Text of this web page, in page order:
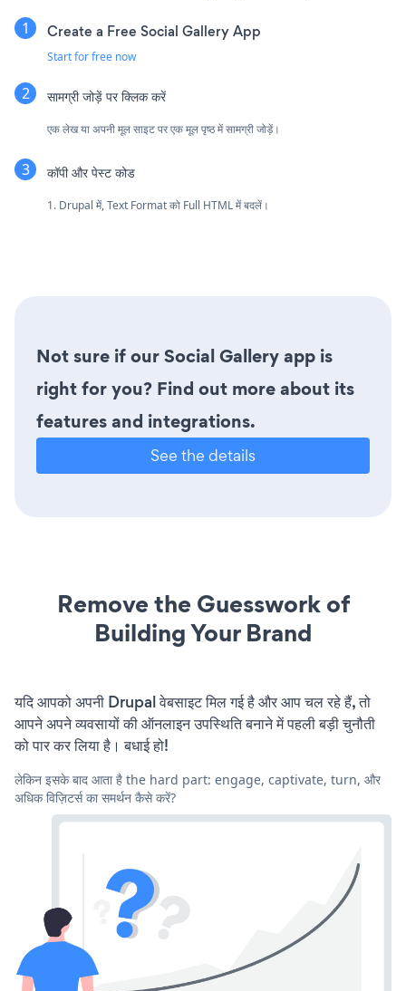
Create a Free Social Gallery App
Start for free now
सामग्री जोड़ें पर क्लिक करें
एक लेख या अपनी मूल साइट पर एक मूल पृष्ठ में सामग्री जोड़ें।
कॉपी और पेस्ट कोड
1. Drupal में, Text Format को Full HTML में बदलें।
Not sure if our Social Gallery app is
right for you? Find out more about its
features and integrations.
See the details
Remove the Guesswork of
Building Your Brand
यदि आपको अपनी Drupal वेबसाइट मिल गई है और आप चल रहे हैं, तो
आपने अपने व्यवसायों की ऑनलाइन उपस्थिति बनाने में पहली बड़ी चुनौती
को पार कर लिया है। बधाई हो!
लेकिन इसके बाद आता है the hard part: engage, captivate, turn, और
अधिक विज़िटर्स का समर्थन कैसे करें?